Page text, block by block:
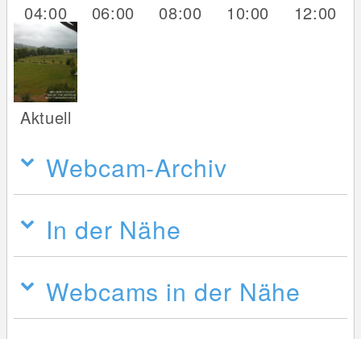
04:00 06:00 08:00 10:00 12:00
Aktuell
Webcam-Archiv
In der Nähe
Webcams in der Nähe